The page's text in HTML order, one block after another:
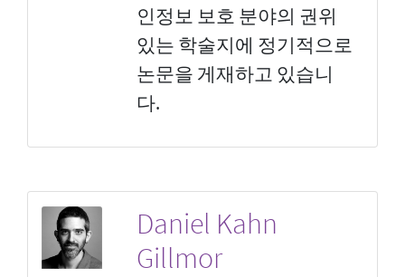
인정보 보호 분야의 권위
있는 학술지에 정기적으로
논문을 게재하고 있습니
다.
Daniel Kahn
Gillmor